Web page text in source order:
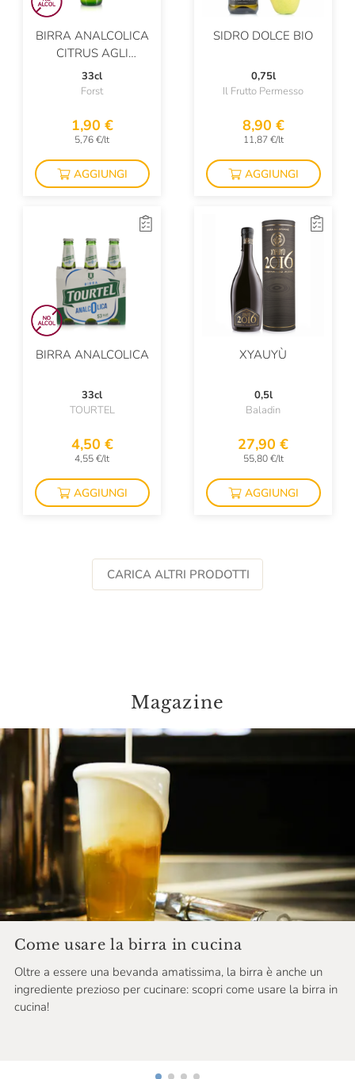
BIRRA ANALCOLICA
CITRUS AGLI
AGRUMI E ERBE
33cl
Forst
1,90 €
5,76 €/lt
AGGIUNGI
SIDRO DOLCE BIO
0,75l
Il Frutto Permesso
8,90 €
11,87 €/lt
AGGIUNGI
BIRRA ANALCOLICA
33cl
TOURTEL
4,50 €
4,55 €/lt
AGGIUNGI
XYAUYÙ
0,5l
Baladin
27,90 €
55,80 €/lt
AGGIUNGI
CARICA ALTRI PRODOTTI
Magazine
Come usare la birra in cucina
Oltre a essere una bevanda amatissima, la birra è anche un
ingrediente prezioso per cucinare: scopri come usare la birra in
cucina!